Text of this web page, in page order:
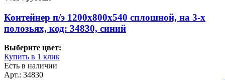
Контейнер п/э 1200х800х540 сплошной, на 3-х
полозьях, код: 34830, синий
Выберите цвет:
Купить в 1 клик
Есть в наличии
Арт.: 34830